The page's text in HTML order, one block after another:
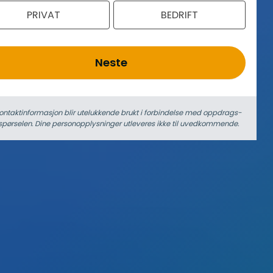
PRIVAT BEDRIFT
Neste
blir utelukkende brukt i forbindelse med oppdrags­
Dine person­­opplysninger utleveres ikke til uvedkommende.